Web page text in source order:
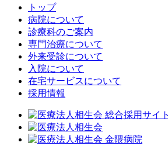
トップ
病院について
診療科のご案内
専門治療について
外来受診について
入院について
在宅サービスについて
採用情報